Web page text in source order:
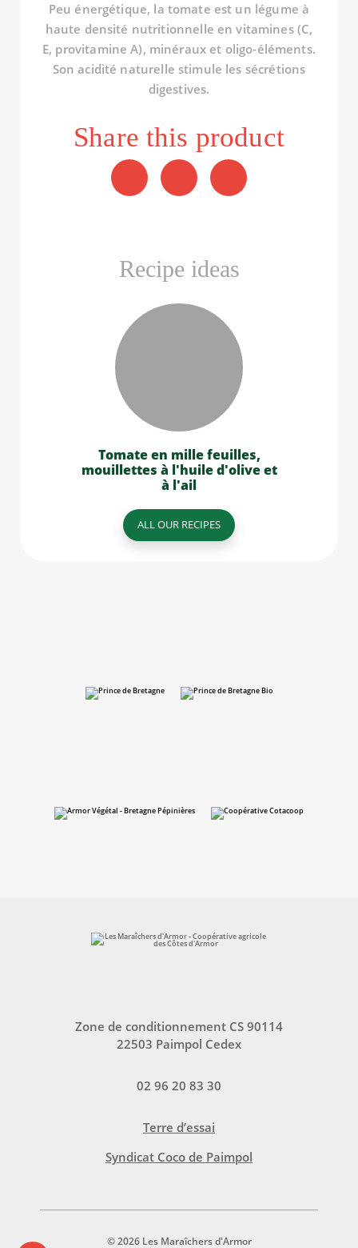
Peu énergétique, la tomate est un légume à
haute densité nutritionnelle en vitamines (C,
E, provitamine A), minéraux et oligo-éléments.
Son acidité naturelle stimule les sécrétions
digestives.
Share this product
Recipe ideas
Tomate en mille feuilles,
mouillettes à l'huile d'olive et
à l'ail
ALL OUR RECIPES
Zone de conditionnement CS 90114
22503 Paimpol Cedex
02 96 20 83 30
Terre d’essai
Syndicat Coco de Paimpol
© 2026 Les Maraîchers d'Armor